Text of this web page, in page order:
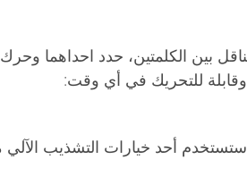
بين الكلمتين، حدد احداهما
للتحريك في أي وقت:
أحد خيارات التشذيب